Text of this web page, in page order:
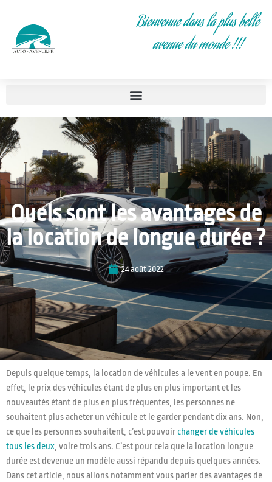
Bienvenue dans la plus belle
avenue du monde !!!
Quels sont les avantages de
la location de longue durée ?
24 août 2022
Depuis quelque temps, la location de véhicules a le vent en poupe. En
effet, le prix des véhicules étant de plus en plus important et les
nouveautés étant de plus en plus fréquentes, les personnes ne
souhaitent plus acheter un véhicule et le garder pendant dix ans. Non,
ce que les personnes souhaitent, c’est pouvoir changer de véhicules
tous les deux, voire trois ans. C’est pour cela que la location longue
durée est devenue un modèle aussi répandu depuis quelques années.
Dans cet article, nous allons notamment vous parler des avantages de